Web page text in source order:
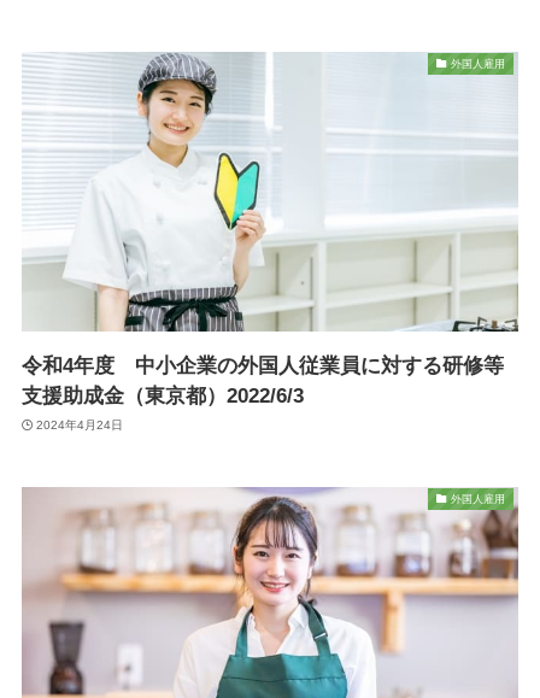
外国人雇用
令和4年度 中小企業の外国人従業員に対する研修等
支援助成金（東京都）2022/6/3
2024年4月24日
外国人雇用